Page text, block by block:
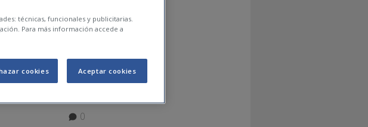
afecta a
0
técnicas, funcionales y publicitarias.
Para más información accede a
cookies Aceptar cookies